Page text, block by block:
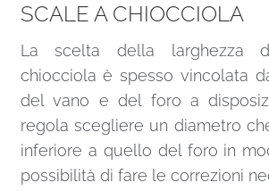
SCALE A CHIOCCIOLA
La scelta della larghezza
chiocciola è spesso vincolata
del vano e del foro a
regola scegliere un diametro
inferiore a quello del foro in
possibilità di fare le correzioni